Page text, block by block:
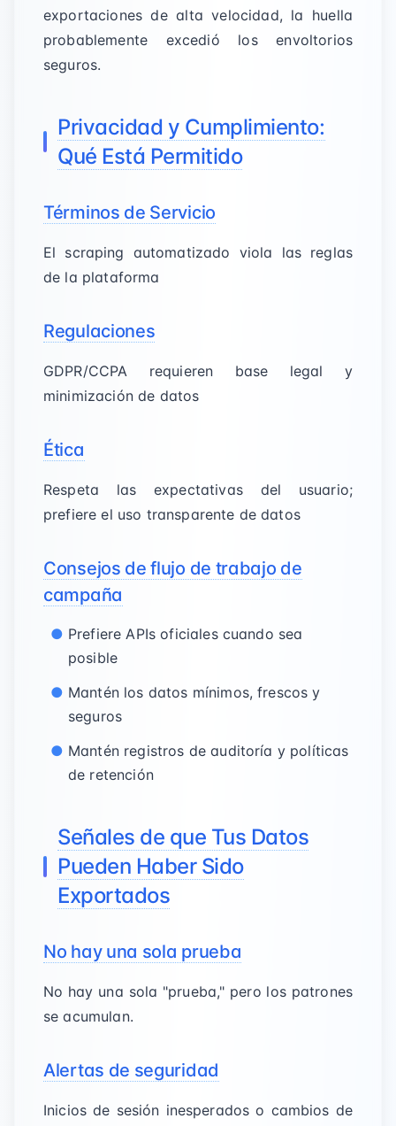
exportaciones de alta velocidad, la huella
probablemente excedió los envoltorios
seguros.
Privacidad y Cumplimiento:
Qué Está Permitido
Términos de Servicio
El scraping automatizado viola las reglas
de la plataforma
Regulaciones
GDPR/CCPA requieren base legal y
minimización de datos
Ética
Respeta las expectativas del usuario;
prefiere el uso transparente de datos
Consejos de flujo de trabajo de
campaña
Prefiere APIs oficiales cuando sea
posible
Mantén los datos mínimos, frescos y
seguros
Mantén registros de auditoría y políticas
de retención
Señales de que Tus Datos
Pueden Haber Sido
Exportados
No hay una sola prueba
No hay una sola "prueba," pero los patrones
se acumulan.
Alertas de seguridad
Inicios de sesión inesperados o cambios de